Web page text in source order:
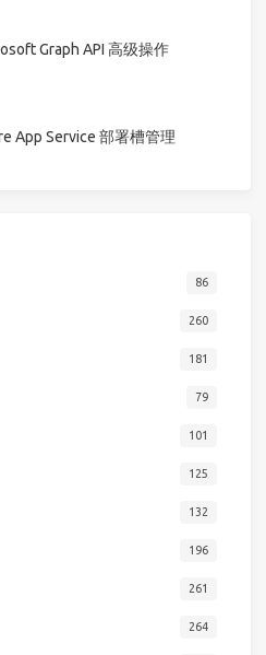
Graph API 高级操作
App Service 部署槽管理
86
260
181
79
101
125
132
196
261
264